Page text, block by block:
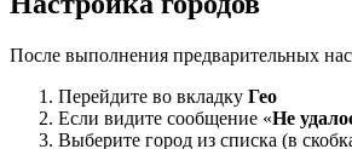
После выполнения предварительных
Перейдите во вкладку Гео
Если видите сообщение «Не
Выберите город из списка (в